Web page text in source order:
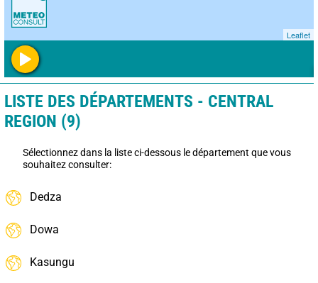
Leaflet
LISTE DES DÉPARTEMENTS - CENTRAL
REGION (9)
Sélectionnez dans la liste ci-dessous le département que vous
souhaitez consulter:
Dedza
Dowa
Kasungu